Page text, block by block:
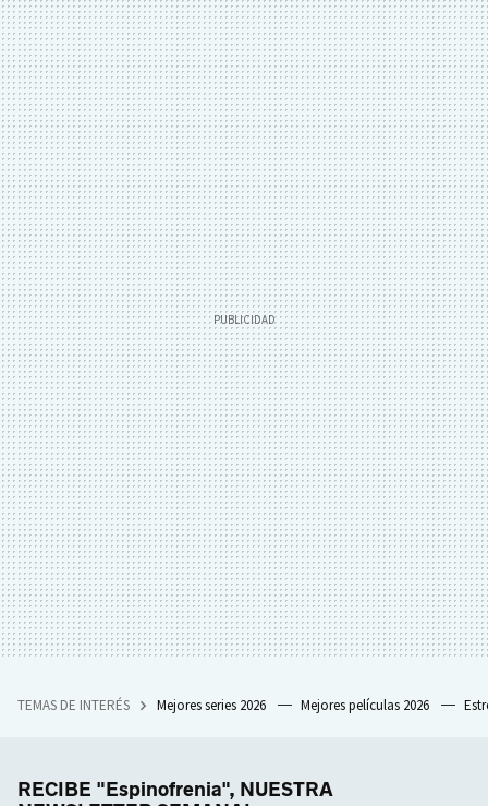
TEMAS DE INTERÉS Mejores series 2026 Mejores películas 2026
RECIBE "Espinofrenia", NUESTRA